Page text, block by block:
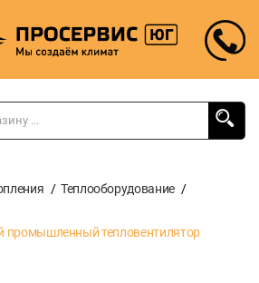
Теплооборудование
промышленный тепловентилятор